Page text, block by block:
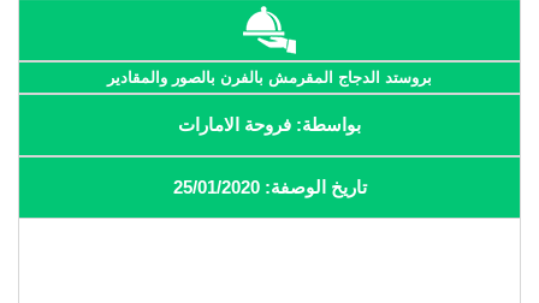
بروستد الدجاج المقرمش بالفرن بالصور والمقادير
بواسطة: فروحة الامارات
تاريخ الوصفة: 25/01/2020